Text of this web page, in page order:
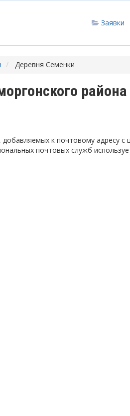
Заявки
Деревня Семенки
района
к почтовому адресу с
почтовых служб